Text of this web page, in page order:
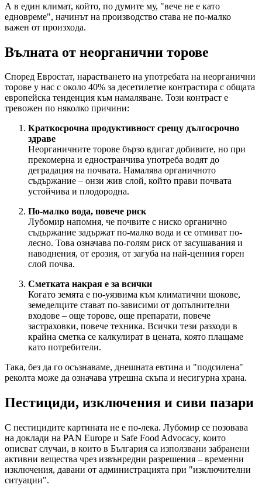
А в един климат, който, по думите му, "вече не е като
едновреме", начинът на производство става не по-малко
важен от произхода.
Вълната от неорганични торове
Според Евростат, нарастването на употребата на неорганични
торове у нас с около 40% за десетилетие контрастира с общата
европейска тенденция към намаляване. Този контраст е
тревожен по няколко причини:
Краткосрочна продуктивност срещу дългосрочно
здраве
Неорганичните торове бързо вдигат добивите, но при
прекомерна и едностранчива употреба водят до
деградация на почвата. Намалява органичното
съдържание – онзи жив слой, който прави почвата
устойчива и плодородна.
По-малко вода, повече риск
Лубомир напомня, че почвите с ниско органично
съдържание задържат по-малко вода и се отмиват по-
лесно. Това означава по-голям риск от засушавания и
наводнения, от ерозия, от загуба на най-ценния горен
слой почва.
Сметката накрая е за всички
Когато земята е по-уязвима към климатични шокове,
земеделците стават по-зависими от допълнителни
входове – още торове, още препарати, повече
застраховки, повече техника. Всички тези разходи в
крайна сметка се калкулират в цената, която плащаме
като потребители.
Така, без да го осъзнаваме, днешната евтина и "подсилена"
реколта може да означава утрешна скъпа и несигурна храна.
Пестициди, изключения и сиви пазари
С пестицидите картината не е по-лека. Лубомир се позовава
на доклади на PAN Europe и Safe Food Advocacy, които
описват случаи, в които в България са използвани забранени
активни вещества чрез извънредни разрешения – временни
изключения, давани от администрацията при "изключителни
ситуации".